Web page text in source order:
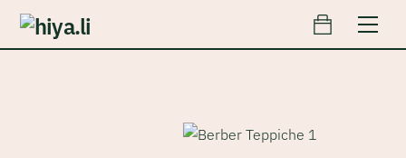
Skip
Cart